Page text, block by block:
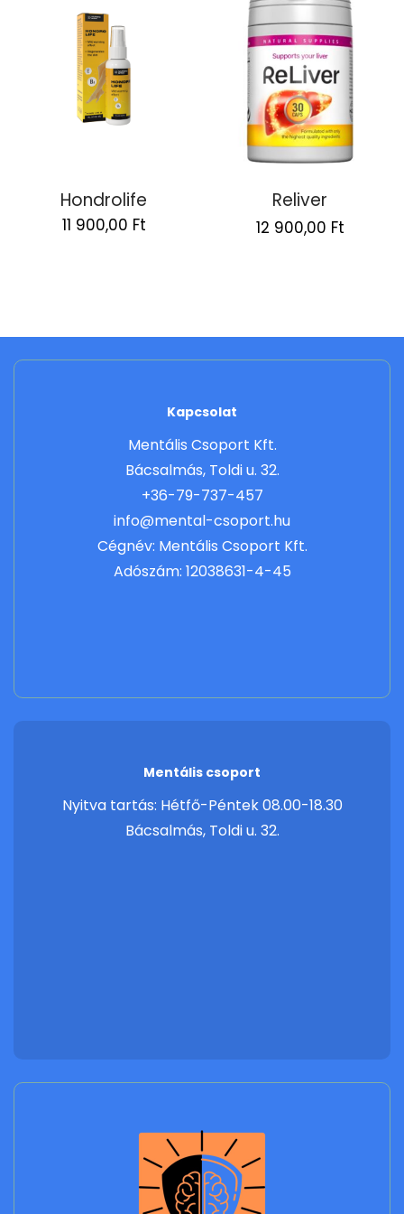
Hondrolife
11 900,00 Ft
Reliver
Original
12 900,00 Ft
Kapcsolat
Mentális Csoport Kft.
Bácsalmás, Toldi u. 32.
+36-79-737-457
info@mental-csoport.hu
Cégnév: Mentális Csoport Kft.
Adószám: 12038631-4-45
Mentális csoport
Nyitva tartás: Hétfő-Péntek 08.00-18.30
Bácsalmás, Toldi u. 32.